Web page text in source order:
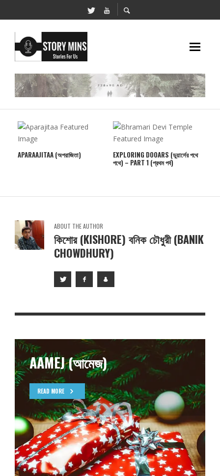
APARAAJITAA (অপরাজিতা)
EXPLORING DOOARS (ডুয়ার্সের পথে
পথে) – PART 1 (প্রথম পর্ব)
ABOUT THE AUTHOR
কিশোর (KISHORE) বনিক চৌধুরী (BANIK
CHOWDHURY)
AAMEJ (আমেজ)
READ MORE